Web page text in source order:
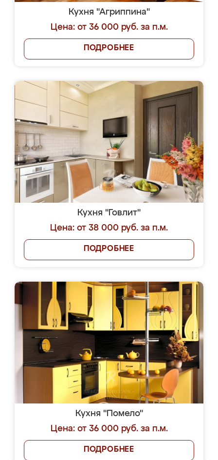
Кухня "Агриппина"
Цена: от 36 000 руб. за п.м.
ПОДРОБНЕЕ
Кухня "Говлит"
Цена: от 38 000 руб. за п.м.
ПОДРОБНЕЕ
Кухня "Помело"
Цена: от 36 000 руб. за п.м.
ПОДРОБНЕЕ